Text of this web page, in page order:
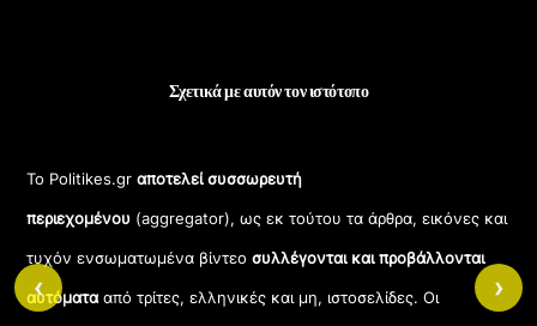
Σχετικά με αυτόν τον ιστότοπο
Το Politikes.grαποτελεί συσσωρευτή
περιεχομένου (aggregator), ως εκ τούτου τα άρθρα, εικόνες και
τυχόν ενσωματωμένα βίντεοσυλλέγονται και προβάλλονται
αυτόματααπό τρίτες, ελληνικές και μη, ιστοσελίδες. Οι
‹ ›